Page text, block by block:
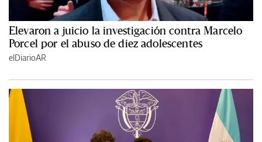
Elevaron a juicio la investigación contra Marcelo
Porcel por el abuso de diez adolescentes
elDiarioAR